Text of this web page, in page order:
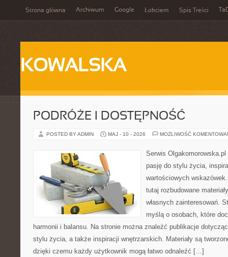
Strona główna Archiwum Google Łokciem Spis Treści
KOWALSKA
PODRÓŻE I DOSTĘPNOŚĆ
POSTED BY ADMIN MAJ - 10 - 2026 MOŻLIWOŚĆ
Serwis
pasję do stylu życia,
wartościowych
tutaj rozbudowane
własnych zainteresowań.
myślą o osobach, które
harmonii i balansu. Na stronie można znaleźć publikacje
stylu życia, a także inspiracji wnętrzarskich. Materiały są
dzięki czemu każdy użytkownik mogą łatwo odnaleźć […]